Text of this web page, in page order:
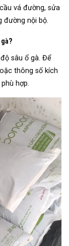
vá đường, sửa
đường nội bộ.
sâu ổ gà. Để
thông số kích
hợp.